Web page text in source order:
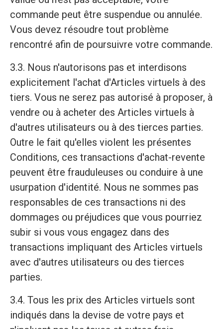
commande peut être suspendue ou annulée.
Vous devez résoudre tout problème
rencontré afin de poursuivre votre commande.
3.3. Nous n'autorisons pas et interdisons
explicitement l'achat d'Articles virtuels à des
tiers. Vous ne serez pas autorisé à proposer, à
vendre ou à acheter des Articles virtuels à
d'autres utilisateurs ou à des tierces parties.
Outre le fait qu'elles violent les présentes
Conditions, ces transactions d'achat-revente
peuvent être frauduleuses ou conduire à une
usurpation d'identité. Nous ne sommes pas
responsables de ces transactions ni des
dommages ou préjudices que vous pourriez
subir si vous vous engagez dans des
transactions impliquant des Articles virtuels
avec d'autres utilisateurs ou des tierces
parties.
3.4. Tous les prix des Articles virtuels sont
indiqués dans la devise de votre pays et